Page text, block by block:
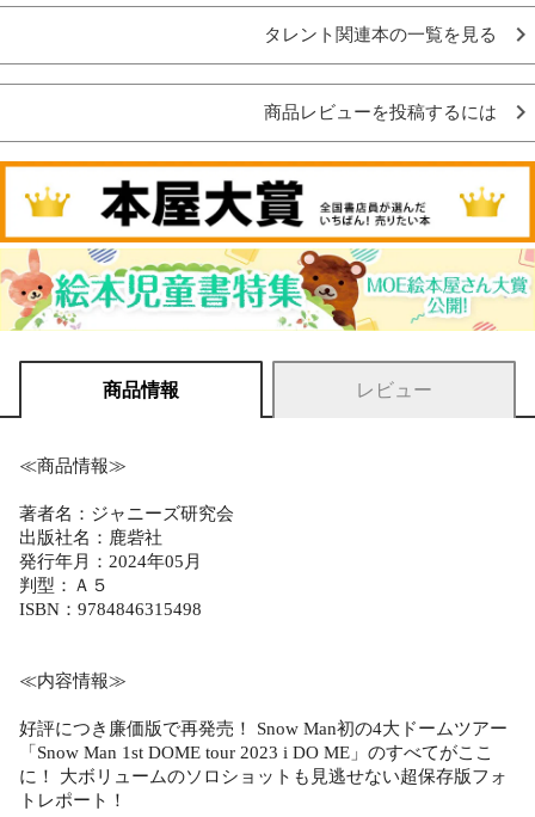
タレント関連本の一覧を見る
商品レビューを投稿するには
商品情報 レビュー
≪商品情報≫
著者名：ジャニーズ研究会
出版社名：鹿砦社
発行年月：2024年05月
判型：Ａ５
ISBN：9784846315498
≪内容情報≫
好評につき廉価版で再発売！ Snow Man初の4大ドームツアー
「Snow Man 1st DOME tour 2023 i DO ME」のすべてがここ
に！ 大ボリュームのソロショットも見逃せない超保存版フォ
トレポート！